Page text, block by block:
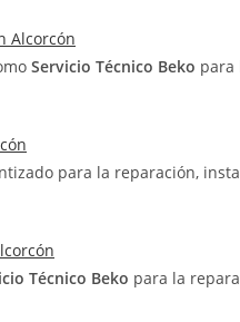
Alcorcón
Servicio Técnico Beko para
para la reparación,
Técnico Beko para la